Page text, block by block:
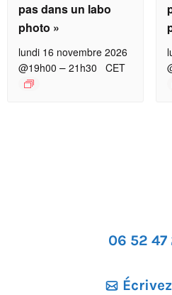
pas dans un labo
photo »
lundi 16 novembre 2026
@19h00 –21h30 CET
06 52 47